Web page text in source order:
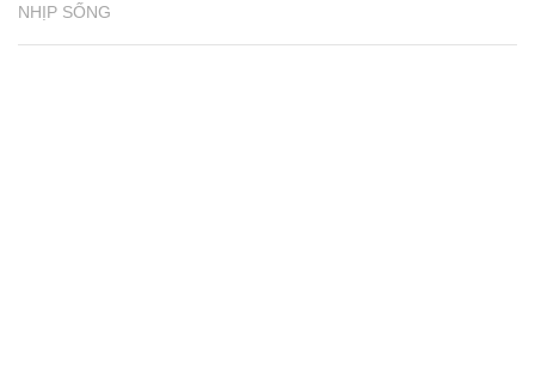
NHỊP SỐNG